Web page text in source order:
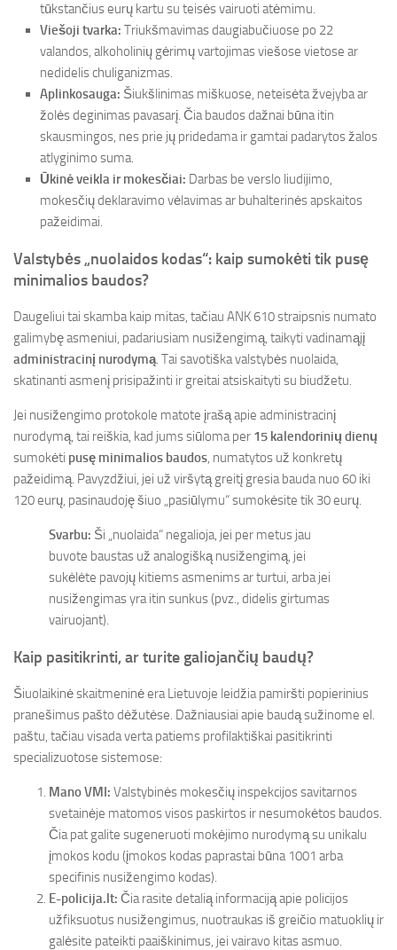
tūkstančius eurų kartu su teisės vairuoti atėmimu.
Viešoji tvarka: Triukšmavimas daugiabučiuose po 22
valandos, alkoholinių gėrimų vartojimas viešose vietose ar
nedidelis chuliganizmas.
Aplinkosauga: Šiukšlinimas miškuose, neteisėta žvejyba ar
žolės deginimas pavasarį. Čia baudos dažnai būna itin
skausmingos, nes prie jų pridedama ir gamtai padarytos žalos
atlyginimo suma.
Ūkinė veikla ir mokesčiai: Darbas be verslo liudijimo,
mokesčių deklaravimo vėlavimas ar buhalterinės apskaitos
pažeidimai.
Valstybės „nuolaidos kodas“: kaip sumokėti tik pusę
minimalios baudos?
Daugeliui tai skamba kaip mitas, tačiau ANK 610 straipsnis numato
galimybę asmeniui, padariusiam nusižengimą, taikyti vadinamąjį
administracinį nurodymą. Tai savotiška valstybės nuolaida,
skatinanti asmenį prisipažinti ir greitai atsiskaityti su biudžetu.
Jei nusižengimo protokole matote įrašą apie administracinį
nurodymą, tai reiškia, kad jums siūloma per 15 kalendorinių dienų
sumokėti pusę minimalios baudos, numatytos už konkretų
pažeidimą. Pavyzdžiui, jei už viršytą greitį gresia bauda nuo 60 iki
120 eurų, pasinaudoję šiuo „pasiūlymu“ sumokėsite tik 30 eurų.
Svarbu: Ši „nuolaida“ negalioja, jei per metus jau
buvote baustas už analogišką nusižengimą, jei
sukėlėte pavojų kitiems asmenims ar turtui, arba jei
nusižengimas yra itin sunkus (pvz., didelis girtumas
vairuojant).
Kaip pasitikrinti, ar turite galiojančių baudų?
Šiuolaikinė skaitmeninė era Lietuvoje leidžia pamiršti popierinius
pranešimus pašto dėžutėse. Dažniausiai apie baudą sužinome el.
paštu, tačiau visada verta patiems profilaktiškai pasitikrinti
specializuotose sistemose:
Mano VMI: Valstybinės mokesčių inspekcijos savitarnos
svetainėje matomos visos paskirtos ir nesumokėtos baudos.
Čia pat galite sugeneruoti mokėjimo nurodymą su unikalu
įmokos kodu (įmokos kodas paprastai būna 1001 arba
specifinis nusižengimo kodas).
E-policija.lt: Čia rasite detalią informaciją apie policijos
užfiksuotus nusižengimus, nuotraukas iš greičio matuoklių ir
galėsite pateikti paaiškinimus, jei vairavo kitas asmuo.